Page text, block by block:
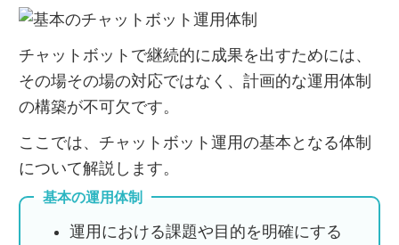
チャットボットで継続的に成果を出すためには、
その場その場の対応ではなく、計画的な運用体制
の構築が不可欠です。
ここでは、チャットボット運用の基本となる体制
について解説します。
基本の運用体制
運用における課題や目的を明確にする